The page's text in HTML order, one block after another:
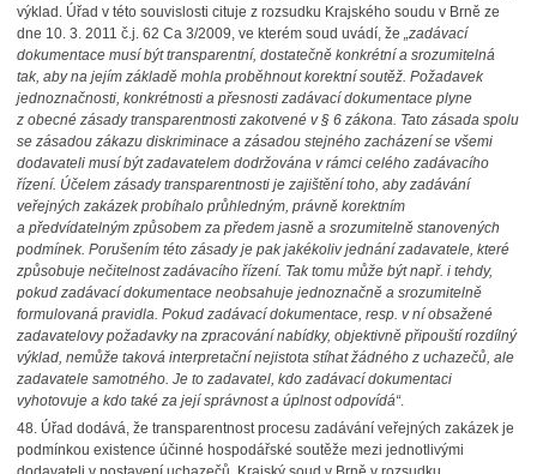
výklad. Úřad v této souvislosti cituje z rozsudku Krajského soudu v Brně ze
dne 10. 3. 2011 č.j. 62 Ca 3/2009, ve kterém soud uvádí, že „zadávací
dokumentace musí být transparentní, dostatečně konkrétní a srozumitelná
tak, aby na jejím základě mohla proběhnout korektní soutěž. Požadavek
jednoznačnosti, konkrétnosti a přesnosti zadávací dokumentace plyne
z obecné zásady transparentnosti zakotvené v § 6 zákona. Tato zásada spolu
se zásadou zákazu diskriminace a zásadou stejného zacházení se všemi
dodavateli musí být zadavatelem dodržována v rámci celého zadávacího
řízení. Účelem zásady transparentnosti je zajištění toho, aby zadávání
veřejných zakázek probíhalo průhledným, právně korektním
a předvídatelným způsobem za předem jasně a srozumitelně stanovených
podmínek. Porušením této zásady je pak jakékoliv jednání zadavatele, které
způsobuje nečitelnost zadávacího řízení. Tak tomu může být např. i tehdy,
pokud zadávací dokumentace neobsahuje jednoznačně a srozumitelně
formulovaná pravidla. Pokud zadávací dokumentace, resp. v ní obsažené
zadavatelovy požadavky na zpracování nabídky, objektivně připouští rozdílný
výklad, nemůže taková interpretační nejistota stíhat žádného z uchazečů, ale
zadavatele samotného. Je to zadavatel, kdo zadávací dokumentaci
vyhotovuje a kdo také za její správnost a úplnost odpovídá“.
48. Úřad dodává, že transparentnost procesu zadávání veřejných zakázek je
podmínkou existence účinné hospodářské soutěže mezi jednotlivými